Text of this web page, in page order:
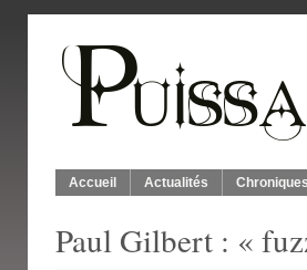
Accueil Actualités Chroniques
Paul Gilbert : «